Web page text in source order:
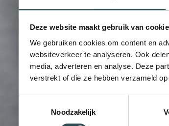
Deze website maakt gebruik van
We gebruiken cookies om content en
websiteverkeer te analyseren. Ook
media, adverteren en analyse. Deze
verstrekt of die ze hebben verzameld
Noodzakelijk